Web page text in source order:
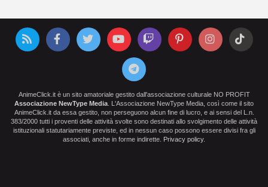
AnimeClick.it è un sito amatoriale gestito dall'associazione culturale NO PROFIT
Associazione NewType Media . L'Associazione NewType Media, così come il sito
AnimeClick.it da essa gestito, non perseguono alcun fine di lucro, e ai sensi del L.n.
383/2000 tutti i proventi delle attività svolte sono destinati allo svolgimento delle attività
istituzionali statutariamente previste, ed in nessun caso possono essere divisi fra gli
associati, anche in forme indirette. Privacy policy.